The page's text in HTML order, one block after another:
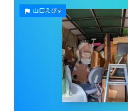
山口えびす